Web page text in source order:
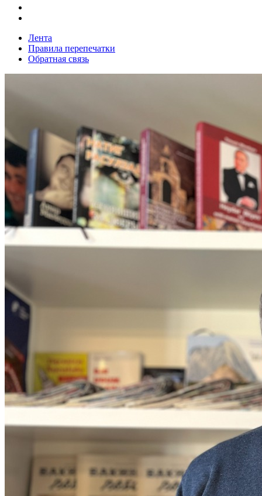
Лента
Правила перепечатки
Обратная связь